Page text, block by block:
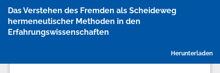
Artikeldetails
zurückkehren
Das Verstehen des Fremden als Scheideweg
hermeneutischer Methoden in den
Erfahrungswissenschaften
Herunterladen